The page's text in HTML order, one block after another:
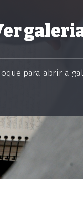
para abrir a